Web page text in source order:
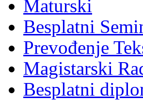
Maturski
Besplatni
Prevođenje
Magistarski
Besplatni